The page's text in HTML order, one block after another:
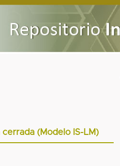
(Modelo IS-LM)